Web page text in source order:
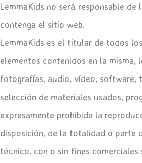
LemmaKids no será responsable
contenga el sitio web.
LemmaKids es el titular de todos
elementos contenidos en la
fotografías, audio, vídeo, software,
selección de materiales usados,
expresamente prohibida la
disposición, de la totalidad o parte
técnico, con o sin fines